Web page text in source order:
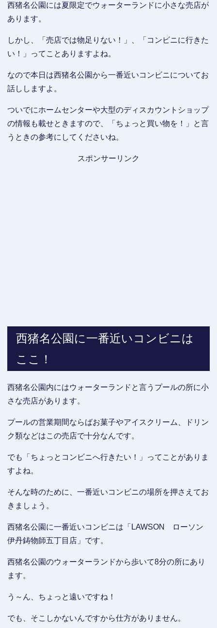
西猪名公園には夏限定でウォーターランドに小さな売店が
あります。
しかし、「売店では物足りない！」、「コンビニに行きた
い！」ってことありますよね。
なので本日は西猪名公園から一番近いコンビニについてお
話ししますよ。
ついでにホームセンターや大型のディスカウントショップ
の情報も載せときますので、「ちょっと買い物を！」と言
うときの参考にしてくださいね。
スポンサーリンク
西猪名公園に一番近いコンビニは
ここ！
西猪名公園内にはウォーターランドと言うプールの所に小
さな売店があります。
プールの営業期間ならばお菓子やアイスクリーム、ドリン
ク類などはこの売店で十分なんです。
でも「ちょっとコンビニへ行きたい！」ってことがありま
すよね。
そんな時のために、一番近いコンビニの場所を押さえてお
きましょう。
西猪名公園に一番近いコンビニは「LAWSON ローソン
伊丹鋳物師五丁目店」です。
西猪名公園のウォーターランドから歩いて8分の所にあり
ます。
う～ん、ちょっと遠いですね！
でも、そこしかないんですから仕方がありません。